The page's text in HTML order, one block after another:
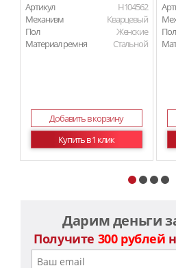
Артикул
H104562
Механизм
Кварцевый
Пол
Женские
Материал ремня
Стальной
Добавить в корзину
Купить в 1 клик
Пол
Дарим деньги
Получите 300 рублей